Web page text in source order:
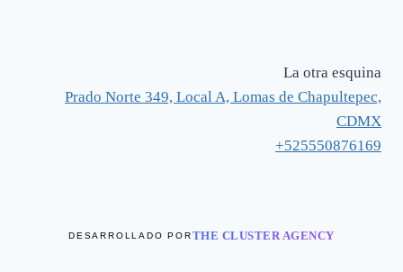
La otra esquina
Prado Norte 349, Local A, Lomas de Chapultepec,
CDMX
+525550876169
DESARROLLADO PORTHE CLUSTER AGENCY